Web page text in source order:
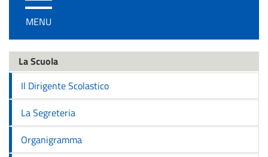
/
disattiva
navigazione
MENU
La Scuola
Il Dirigente Scolastico
La Segreteria
Organigramma